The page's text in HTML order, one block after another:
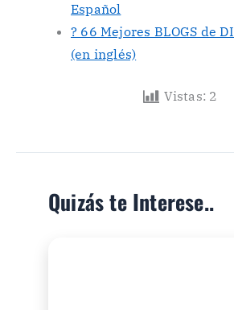
Español
? 66 Mejores BLOGS de
(en inglés)
Vistas: 2
Quizás te Interese..